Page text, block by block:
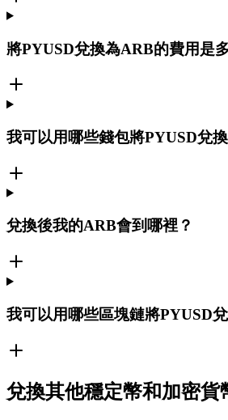
將PYUSD兌換為ARB的費用是
我可以用哪些錢包將PYUSD兌
兌換後我的ARB會到哪裡？
我可以用哪些區塊鏈將PYUSD
兌換其他穩定幣和加密貨